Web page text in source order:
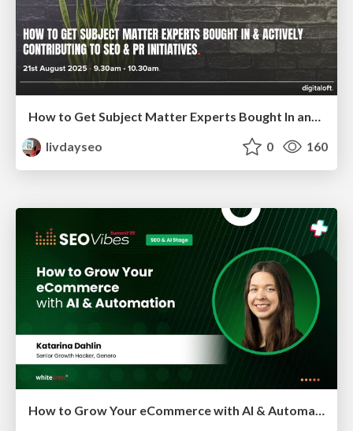
How to Get Subject Matter Experts Bought In and Actively Contributing to SEO & PR Initiatives.
livdayseo
0 160
How to Grow Your eCommerce with AI & Automation